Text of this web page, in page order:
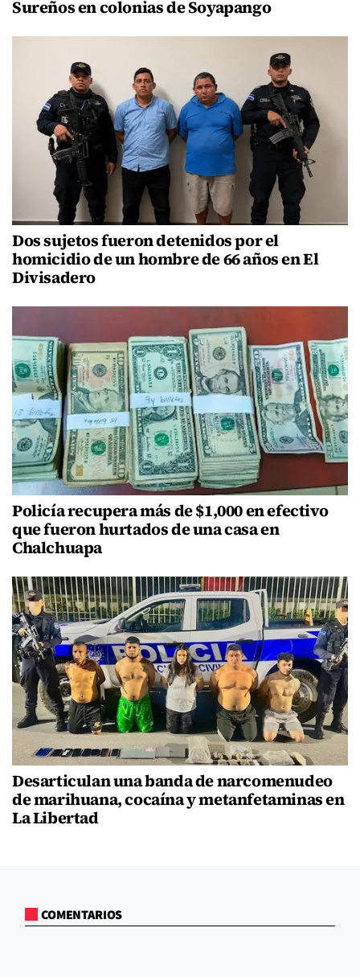
Sureños en colonias de Soyapango
Dos sujetos fueron detenidos por el
homicidio de un hombre de 66 años en El
Divisadero
Policía recupera más de $1,000 en efectivo
que fueron hurtados de una casa en
Chalchuapa
Desarticulan una banda de narcomenudeo
de marihuana, cocaína y metanfetaminas en
La Libertad
COMENTARIOS